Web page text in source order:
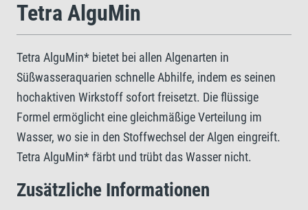
Tetra AlguMin
Tetra AlguMin* bietet bei allen Algenarten in
Süßwasseraquarien schnelle Abhilfe, indem es seinen
hochaktiven Wirkstoff sofort freisetzt. Die flüssige
Formel ermöglicht eine gleichmäßige Verteilung im
Wasser, wo sie in den Stoffwechsel der Algen eingreift.
Tetra AlguMin* färbt und trübt das Wasser nicht.
Zusätzliche Informationen